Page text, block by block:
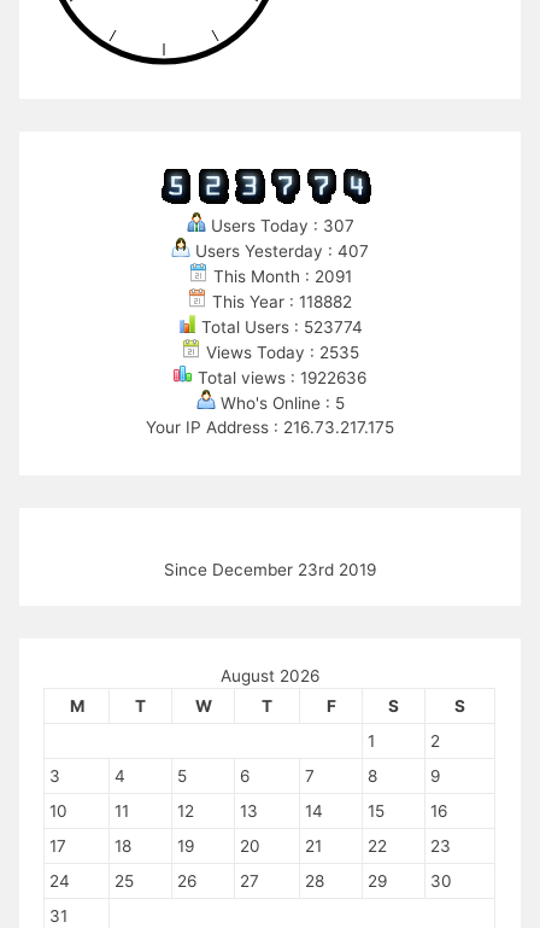
Users Today : 307
Users Yesterday : 407
This Month : 2091
This Year : 118882
Total Users : 523774
Views Today : 2535
Total views : 1922636
Who's Online : 5
Your IP Address : 216.73.217.175
Since December 23rd 2019
August 2026
M
T W T F S
S
1
2
3
4 5 6 7 8
9
10
11 12 13 14 15
16
17
18 19 20 21 22
23
24
25 26 27 28 29
30
31